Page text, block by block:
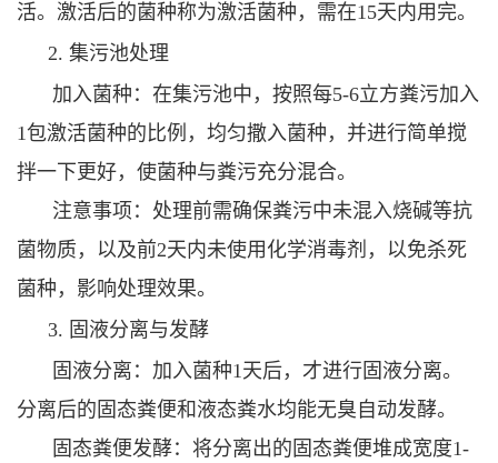
活。激活后的菌种称为激活菌种，需在15天内用完。
2. 集污池处理
加入菌种：在集污池中，按照每5-6立方粪污加入
1包激活菌种的比例，均匀撒入菌种，并进行简单搅
拌一下更好，使菌种与粪污充分混合。
注意事项：处理前需确保粪污中未混入烧碱等抗
菌物质，以及前2天内未使用化学消毒剂，以免杀死
菌种，影响处理效果。
3. 固液分离与发酵
固液分离：加入菌种1天后，才进行固液分离。
分离后的固态粪便和液态粪水均能无臭自动发酵。
固态粪便发酵：将分离出的固态粪便堆成宽度1-